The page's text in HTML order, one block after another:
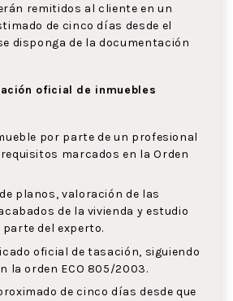
remitidos al cliente en un
de cinco días desde el
disponga de la documentación
oficial de inmuebles
por parte de un profesional
marcados en la Orden
planos, valoración de las
de la vivienda y estudio
del experto.
oficial de tasación, siguiendo
la orden ECO 805/2003.
de cinco días desde que